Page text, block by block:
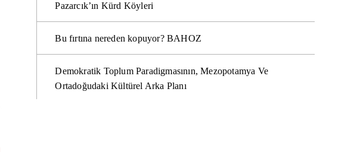
Pazarcık’ın Kürd Köyleri
Bu fırtına nereden kopuyor? BAHOZ
Demokratik Toplum Paradigmasının, Mezopotamya Ve
Ortadoğudaki Kültürel Arka Planı